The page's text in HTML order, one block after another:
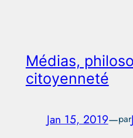
Médias,
citoyenneté
Jan 15, 2019—par